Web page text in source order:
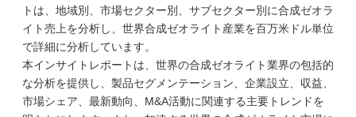
トは、地域別、市場セクター別、サブセクター別に合成ゼオラ
イト売上を分析し、世界合成ゼオライト産業を百万米ドル単位
で詳細に分析しています。
本インサイトレポートは、世界の合成ゼオライト業界の包括的
な分析を提供し、製品セグメンテーション、企業設立、収益、
市場シェア、最新動向、M&A活動に関連する主要トレンドを